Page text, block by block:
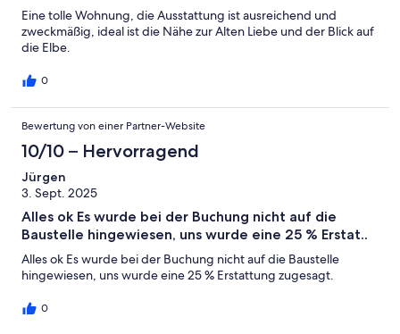
Eine tolle Wohnung, die Ausstattung ist ausreichend und
zweckmäßig, ideal ist die Nähe zur Alten Liebe und der Blick auf
die Elbe.
0
Bewertung von einer Partner-Website
10/10 – Hervorragend
Jürgen
3. Sept. 2025
Alles ok Es wurde bei der Buchung nicht auf die
Baustelle hingewiesen, uns wurde eine 25 % Erstat..
Alles ok Es wurde bei der Buchung nicht auf die Baustelle
hingewiesen, uns wurde eine 25 % Erstattung zugesagt.
0